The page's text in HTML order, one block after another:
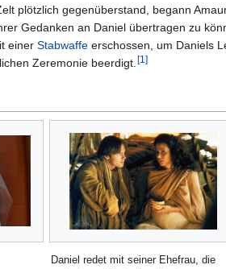
plötzlich gegenüberstand, begann
Gedanken an Daniel übertragen zu
einer Stabwaffe erschossen, um Daniels
Zeremonie beerdigt.[1 ]
Daniel redet mit seiner Ehefrau, die